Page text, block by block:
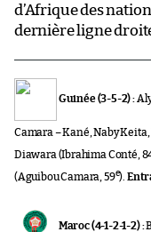
d’Afrique des
dernière ligne
Guinée (3-5-2) :
Camara – Kané, Naby
Diawara (Ibrahima Conté,
(Aguibou Camara, 59e).
Maroc (4-1-2-1-2) :